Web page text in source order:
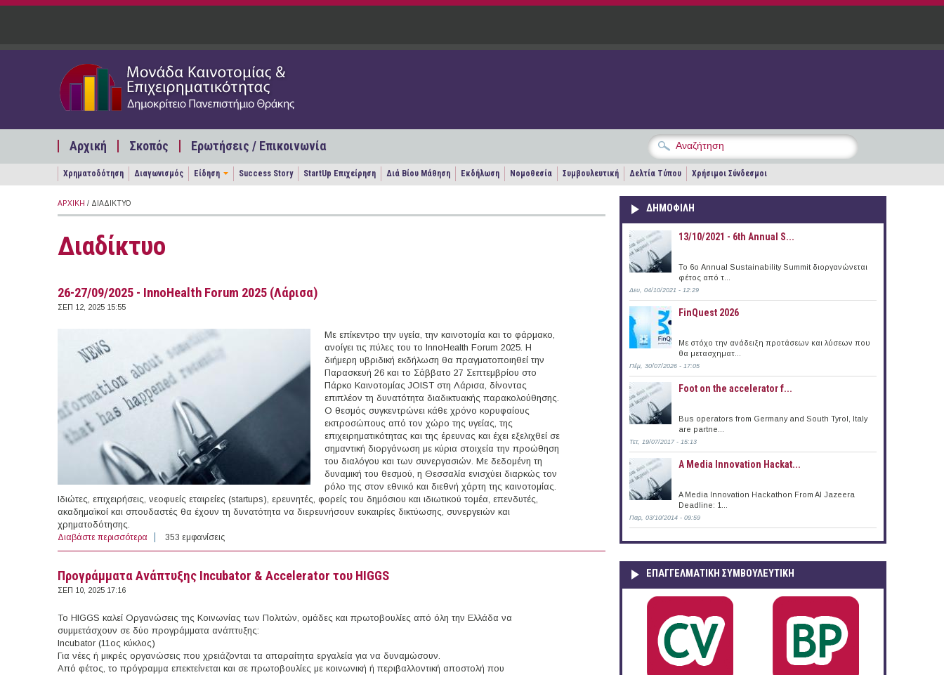
Παράκαμψη προς το κυρίως περιεχόμενο
Αρχική Σκοπός Ερωτήσεις / Επικοινωνία
Χρηματοδότηση Διαγωνισμός Είδηση Success Story StartUp Επιχείρηση Διά Βίου Μάθηση Εκδήλωση Νομοθεσία Συμβουλευτική Δελτία Τύπου Χρήσιμοι Σύνδεσμοι
ΑΡΧΙΚΉ / ΔΙΑΔΊΚΤΥΟ
Διαδίκτυο
26-27/09/2025 - InnoHealth Forum 2025 (Λάρισα)
ΣΕΠ 12, 2025 15:55
Με επίκεντρο την υγεία, την καινοτομία και το φάρμακο,
ανοίγει τις πύλες του το InnoHealth Forum 2025. Η
διήμερη υβριδική εκδήλωση θα πραγματοποιηθεί την
Παρασκευή 26 και το Σάββατο 27 Σεπτεμβρίου στο
Πάρκο Καινοτομίας JOIST στη Λάρισα, δίνοντας
επιπλέον τη δυνατότητα διαδικτυακής παρακολούθησης.
Ο θεσμός συγκεντρώνει κάθε χρόνο κορυφαίους
εκπροσώπους από τον χώρο της υγείας, της
επιχειρηματικότητας και της έρευνας και έχει εξελιχθεί σε
σημαντική διοργάνωση με κύρια στοιχεία την προώθηση
του διαλόγου και των συνεργασιών. Με δεδομένη τη
δυναμική του θεσμού, η Θεσσαλία ενισχύει διαρκώς τον
ρόλο της στον εθνικό και διεθνή χάρτη της καινοτομίας.
Ιδιώτες, επιχειρήσεις, νεοφυείς εταιρείες (startups), ερευνητές, φορείς του δημόσιου και ιδιωτικού τομέα, επενδυτές,
ακαδημαϊκοί και σπουδαστές θα έχουν τη δυνατότητα να διερευνήσουν ευκαιρίες δικτύωσης, συνεργειών και
χρηματοδότησης.
Διαβάστε περισσότερα για 26-27/09/2025 - InnoHealth Forum 2025 (Λάρισα)
353 εμφανίσεις
Προγράμματα Ανάπτυξης Incubator & Accelerator του HIGGS
ΣΕΠ 10, 2025 17:16
Το HIGGS καλεί Οργανώσεις της Κοινωνίας των Πολιτών, ομάδες και πρωτοβουλίες από όλη την Ελλάδα να
συμμετάσχουν σε δύο προγράμματα ανάπτυξης:
Incubator (11ος κύκλος)
Για νέες ή μικρές οργανώσεις που χρειάζονται τα απαραίτητα εργαλεία για να δυναμώσουν.
Από φέτος, το πρόγραμμα επεκτείνεται και σε πρωτοβουλίες με κοινωνική ή περιβαλλοντική αποστολή που
ΔΗΜΟΦΙΛΗ
13/10/2021 - 6th Annual S...
To 6ο Annual Sustainability Summit διοργανώνεται
φέτος από τ...
Δευ, 04/10/2021 - 12:29
FinQuest 2026
Με στόχο την ανάδειξη προτάσεων και λύσεων που
θα μετασχηματ...
Πέμ, 30/07/2026 - 17:05
Foot on the accelerator f...
Bus operators from Germany and South Tyrol, Italy
are partne...
Τετ, 19/07/2017 - 15:13
A Media Innovation Hackat...
A Media Innovation Hackathon From Al Jazeera
Deadline: 1...
Παρ, 03/10/2014 - 09:59
ΕΠΑΓΓΕΛΜΑΤΙΚΉ ΣΥΜΒΟΥΛΕΥΤΙΚΉ